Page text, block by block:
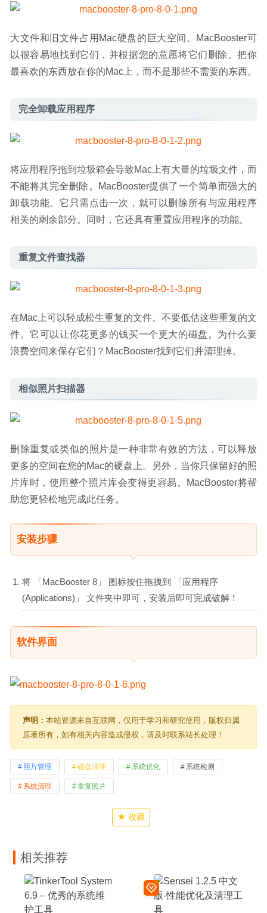
大文件和旧文件占用Mac硬盘的巨大空间。MacBooster可
以很容易地找到它们，并根据您的意愿将它们删除。把你
最喜欢的东西放在你的Mac上，而不是那些不需要的东西。
完全卸载应用程序
将应用程序拖到垃圾箱会导致Mac上有大量的垃圾文件，而
不能将其完全删除。MacBooster提供了一个简单而强大的
卸载功能。它只需点击一次，就可以删除所有与应用程序
相关的剩余部分。同时，它还具有重置应用程序的功能。
重复文件查找器
在Mac上可以轻成松生重复的文件。不要低估这些重复的文
件。它可以让你花更多的钱买一个更大的磁盘。为什么要
浪费空间来保存它们？MacBooster找到它们并清理掉。
相似照片扫描器
删除重复或类似的照片是一种非常有效的方法，可以释放
更多的空间在您的Mac的硬盘上。另外，当你只保留好的照
片库时，使用整个照片库会变得更容易。MacBooster将帮
助您更轻松地完成此任务。
安装步骤
将 「MacBooster 8」 图标按住拖拽到 「应用程序
(Applications)」 文件夹中即可，安装后即可完成破解！
软件界面
声明： 本站资源来自互联网，仅用于学习和研究使用，版权归属
原著所有，如有相关内容造成侵权，请及时联系站长处理！
照片管理 磁盘清理 系统优化 系统检测
系统清理 重复照片
收藏
相关推荐